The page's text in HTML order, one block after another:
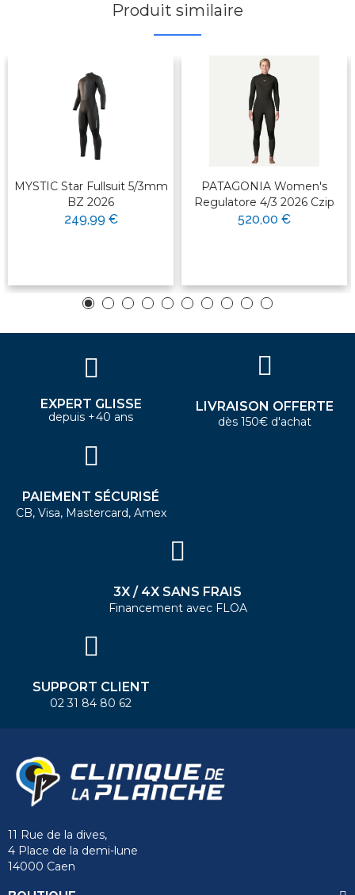
Produit similaire
MYSTIC Star Fullsuit 5/3mm
BZ 2026
249,99 €
PATAGONIA Women's
Regulatore 4/3 2026 Czip
520,00 €
EXPERT GLISSE
depuis +40 ans
LIVRAISON OFFERTE
dès 150€ d'achat
PAIEMENT SÉCURISÉ
CB, Visa, Mastercard, Amex
3X / 4X SANS FRAIS
Financement avec FLOA
SUPPORT CLIENT
02 31 84 80 62
11 Rue de la dives,
4 Place de la demi-lune
14000 Caen